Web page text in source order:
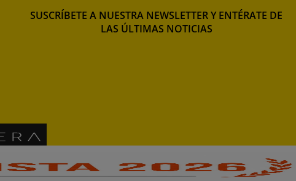
SUSCRÍBETE A NUESTRA NEWSLETTER Y ENTÉRATE DE
LAS ÚLTIMAS NOTICIAS